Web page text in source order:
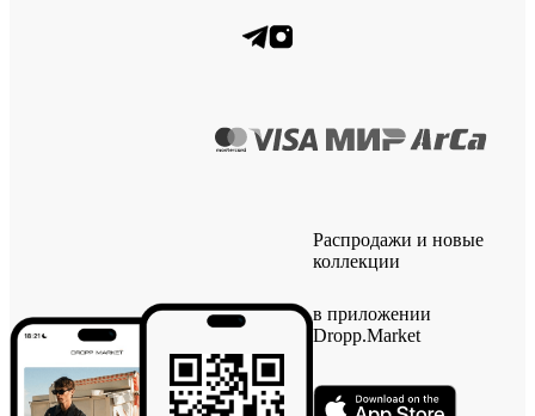
Распродажи и новые
коллекции
в приложении
Dropp.Market